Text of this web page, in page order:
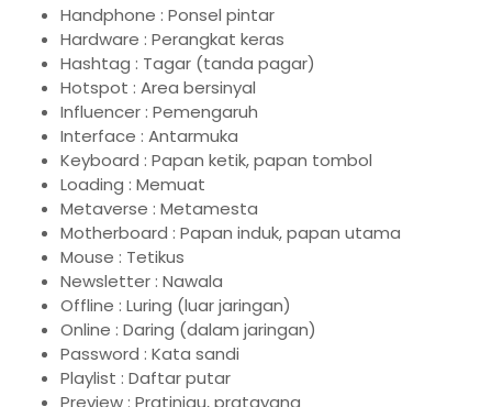
Handphone : Ponsel pintar
Hardware : Perangkat keras
Hashtag : Tagar (tanda pagar)
Hotspot : Area bersinyal
Influencer : Pemengaruh
Interface : Antarmuka
Keyboard : Papan ketik, papan tombol
Loading : Memuat
Metaverse : Metamesta
Motherboard : Papan induk, papan utama
Mouse : Tetikus
Newsletter : Nawala
Offline : Luring (luar jaringan)
Online : Daring (dalam jaringan)
Password : Kata sandi
Playlist : Daftar putar